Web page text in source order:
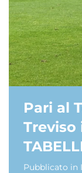
Pari al
Treviso
Pubblicato in